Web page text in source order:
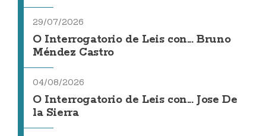
29/07/2026
O Interrogatorio de Leis con... Bruno
Méndez Castro
04/08/2026
O Interrogatorio de Leis con... Jose De
la Sierra